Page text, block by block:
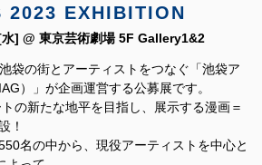
2023 EXHIBITION
] @ 東京芸術劇場 5F Gallery1&2
池袋の街とアーティストをつなぐ「池袋ア
）」が企画運営する公募展です。
の新たな地平を目指し、展示する漫画＝
！
名の中から、現役アーティストを中心と